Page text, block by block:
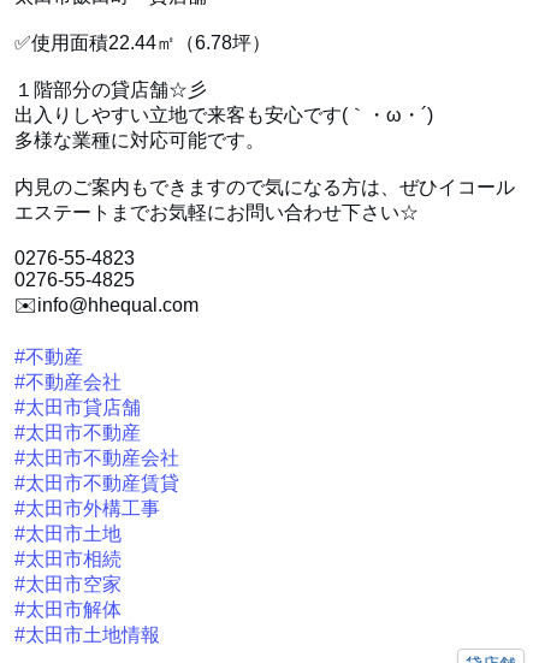
✅使用面積22.44㎡（6.78坪）
１階部分の貸店舗☆彡
出入りしやすい立地で来客も安心です(｀・ω・´)
多様な業種に対応可能です。
内見のご案内もできますので気になる方は、ぜひイコール
エステートまでお気軽にお問い合わせ下さい☆
0276-55-4823
0276-55-4825
✉️info@hhequal.com
#不動産
#不動産会社
#太田市貸店舗
#太田市不動産
#太田市不動産会社
#太田市不動産賃貸
#太田市外構工事
#太田市土地
#太田市相続
#太田市空家
#太田市解体
#太田市土地情報